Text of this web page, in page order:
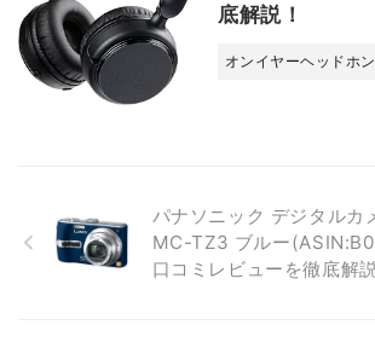
底解説！
オンイヤーヘッドホン
パナソニック デジタルカ
MC-TZ3 ブルー
口コミレビューを徹底解